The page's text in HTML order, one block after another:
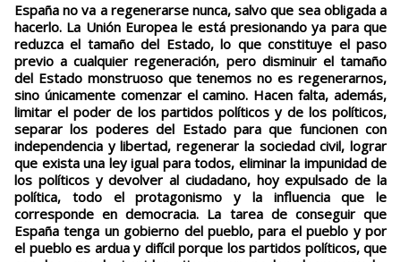
España no va a regenerarse nunca, salvo que sea obligada a
hacerlo. La Unión Europea le está presionando ya para que
reduzca el tamaño del Estado, lo que constituye el paso
previo a cualquier regeneración, pero disminuir el tamaño
del Estado monstruoso que tenemos no es regenerarnos,
sino únicamente comenzar el camino. Hacen falta, además,
limitar el poder de los partidos políticos y de los políticos,
separar los poderes del Estado para que funcionen con
independencia y libertad, regenerar la sociedad civil, lograr
que exista una ley igual para todos, eliminar la impunidad de
los políticos y devolver al ciudadano, hoy expulsado de la
política, todo el protagonismo y la influencia que le
corresponde en democracia. La tarea de conseguir que
España tenga un gobierno del pueblo, para el pueblo y por
el pueblo es ardua y difícil porque los partidos políticos, que